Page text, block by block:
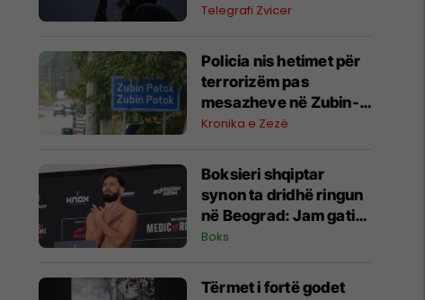
Telegrafi Zvicer
Policia nis hetimet për
terrorizëm pas
mesazheve në Zubin-
Potok
Kronika e Zezë
Boksieri shqiptar
synon ta dridhë ringun
në Beograd: Jam gati,
Zoti e bekoftë
Boks
Tërmet i fortë godet